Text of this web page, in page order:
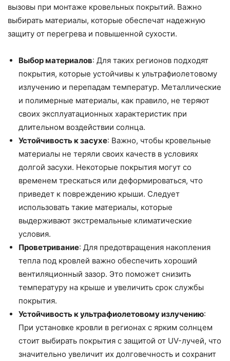
вызовы при монтаже кровельных покрытий. Важно
выбирать материалы, которые обеспечат надежную
защиту от перегрева и повышенной сухости.
Выбор материалов: Для таких регионов подходят
покрытия, которые устойчивы к ультрафиолетовому
излучению и перепадам температур. Металлические
и полимерные материалы, как правило, не теряют
своих эксплуатационных характеристик при
длительном воздействии солнца.
Устойчивость к засухе: Важно, чтобы кровельные
материалы не теряли своих качеств в условиях
долгой засухи. Некоторые покрытия могут со
временем трескаться или деформироваться, что
приведет к повреждению крыши. Следует
использовать такие материалы, которые
выдерживают экстремальные климатические
условия.
Проветривание: Для предотвращения накопления
тепла под кровлей важно обеспечить хороший
вентиляционный зазор. Это поможет снизить
температуру на крыше и увеличить срок службы
покрытия.
Устойчивость к ультрафиолетовому излучению:
При установке кровли в регионах с ярким солнцем
стоит выбирать покрытия с защитой от UV-лучей, что
значительно увеличит их долговечность и сохранит